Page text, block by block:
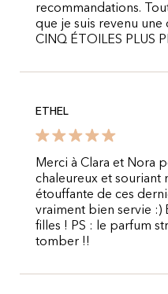
recommandations.
que je suis revenu une
CINQ ÉTOILES PLUS
ETHEL
Merci à Clara et Nora
chaleureux et souriant
étouffante de ces
vraiment bien servie :)
filles ! PS : le parfum
tomber !!